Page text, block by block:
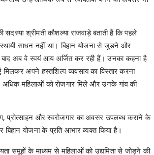
श्रीमती कौशल्या राजवाड़े बताती हैं कि पहले
साधन नहीं था। बिहान योजना से जुड़ने और
अब वे स्वयं आय अर्जित कर रही हैं। उनका कहना है
अपने हस्तशिल्प व्यवसाय का विस्तार करना
अधिक महिलाओं को रोजगार मिले और उनके गांव की
प्रोत्साहन और स्वरोजगार का अवसर उपलब्ध कराने के
योजना के प्रति आभार व्यक्त किया है।
समूहों के माध्यम से महिलाओं को उद्यमिता से जोड़ने की
को गति दे रही है, बल्कि स्थानीय अर्थव्यवस्था
कर रही है। आज लटोरी की महिलाएं यह साबित कर रही